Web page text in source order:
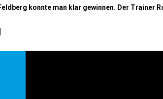
konnte man klar gewinnen. Der Trainer